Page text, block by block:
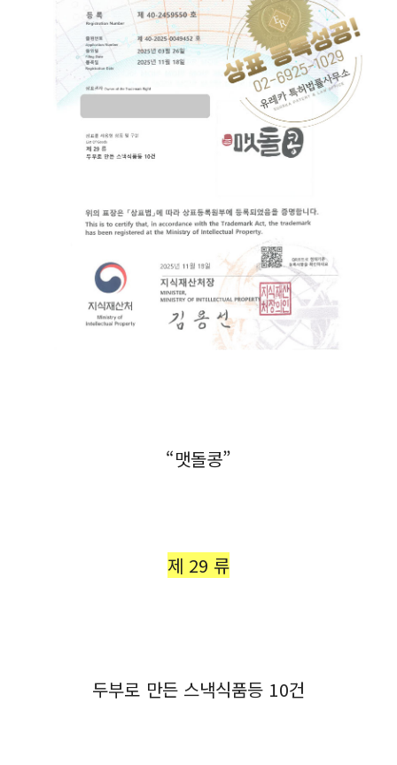
“맷돌콩”
제 29 류
두부로 만든 스낵식품등 10건